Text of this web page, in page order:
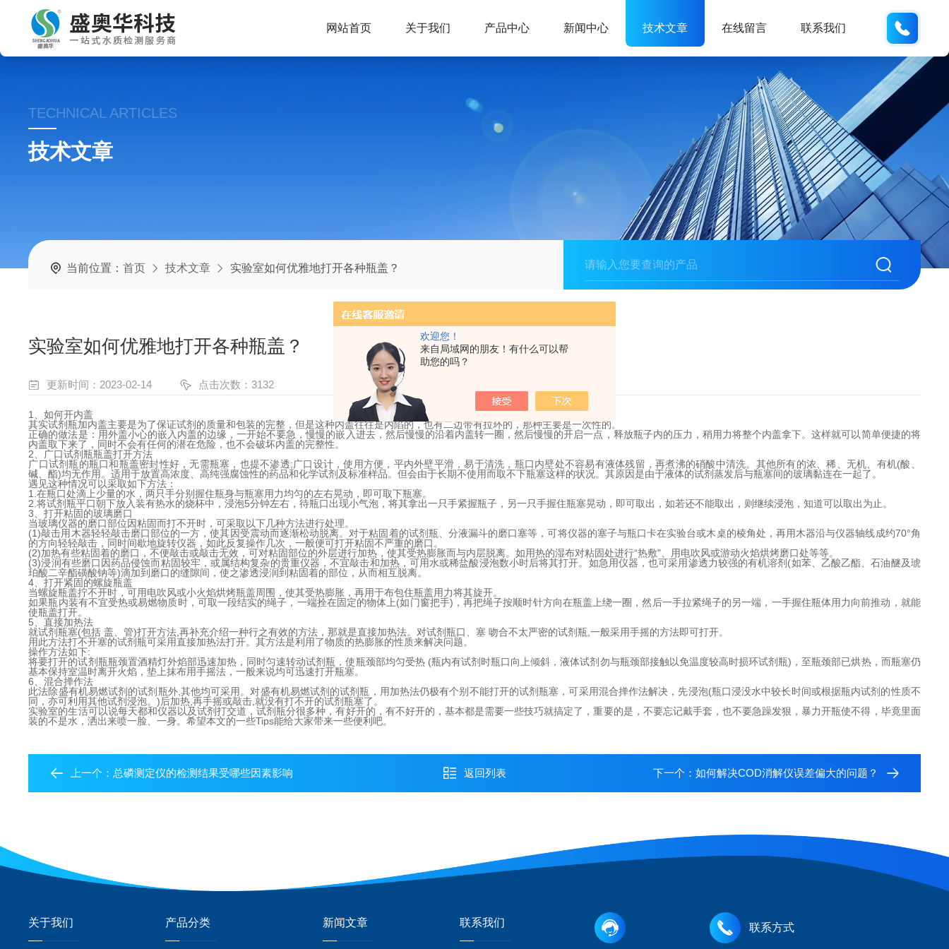
欢迎您！
来自局域网的朋友！有什么可以帮
助您的吗？
网站首页 关于我们 产品中心 新闻中心 技术文章 在线留言 联系我们
TECHNICAL ARTICLES
技术文章
当前位置：首页 技术文章 实验室如何优雅地打开各种瓶盖？
实验室如何优雅地打开各种瓶盖？
更新时间：2023-02-14 点击次数：3132
1、如何开内盖
其实试剂瓶加内盖主要是为了保证试剂的质量和包装的完整，但是这种内盖往往是内陷的，也有二边带有拉环的，那种主要是一次性的。
正确的做法是：用外盖小心的嵌入内盖的边缘，一开始不要急，慢慢的嵌入进去，然后慢慢的沿着内盖转一圈，然后慢慢的开启一点，释放瓶子内的压力，稍用力将整个内盖拿下。这样就可以简单便捷的将
内盖取下来了，同时不会有任何的潜在危险，也不会破坏内盖的完整性。
2、广口试剂瓶瓶盖打开方法
广口试剂瓶的瓶口和瓶盖密封性好，无需瓶塞，也提不渗透;广口设计，使用方便，平内外壁平滑，易于清洗，瓶口内壁处不容易有液体残留，再煮沸的硝酸中清洗。其他所有的浓、稀、无机、有机(酸、
碱、酯)均无作用。适用于放置高浓度、高纯强腐蚀性的药品和化学试剂及标准样品。但会由于长期不使用而取不下瓶塞这样的状况。其原因是由于液体的试剂蒸发后与瓶塞间的玻璃黏连在一起了。
遇见这种情况可以采取如下方法：
1.在瓶口处滴上少量的水，两只手分别握住瓶身与瓶塞用力均匀的左右晃动，即可取下瓶塞。
2.将试剂瓶平口朝下放入装有热水的烧杯中，浸泡5分钟左右，待瓶口出现小气泡，将其拿出一只手紧握瓶子，另一只手握住瓶塞晃动，即可取出，如若还不能取出，则继续浸泡，知道可以取出为止。
3、打开粘固的玻璃磨口
当玻璃仪器的磨口部位因粘固而打不开时，可采取以下几种方法进行处理。
(1)敲击用木器轻轻敲击磨口部位的一方，使其因受震动而逐渐松动脱离。对于粘固着的试剂瓶、分液漏斗的磨口塞等，可将仪器的塞子与瓶口卡在实验台或木桌的棱角处，再用木器沿与仪器轴线成约70°角
的方向轻轻敲击，同时间歇地旋转仪器，如此反复操作几次，一般便可打开粘固不严重的磨口。
(2)加热有些粘固着的磨口，不便敲击或敲击无效，可对粘固部位的外层进行加热，使其受热膨胀而与内层脱离。如用热的湿布对粘固处进行“热敷"、用电吹风或游动火焰烘烤磨口处等等。
(3)浸润有些磨口因药品侵蚀而粘固较牢，或属结构复杂的贵重仪器，不宜敲击和加热，可用水或稀盐酸浸泡数小时后将其打开。如急用仪器，也可采用渗透力较强的有机溶剂(如苯、乙酸乙酯、石油醚及琥
珀酸二辛酯磺酸钠等)滴加到磨口的缝隙间，使之渗透浸润到粘固着的部位，从而相互脱离。
4、打开紧固的螺旋瓶盖
当螺旋瓶盖拧不开时，可用电吹风或小火焰烘烤瓶盖周围，使其受热膨胀，再用于布包住瓶盖用力将其旋开。
如果瓶内装有不宜受热或易燃物质时，可取一段结实的绳子，一端拴在固定的物体上(如门窗把手)，再把绳子按顺时针方向在瓶盖上绕一圈，然后一手拉紧绳子的另一端，一手握住瓶体用力向前推动，就能
使瓶盖打开。
5、直接加热法
就试剂瓶塞(包括 盖、管)打开方法,再补充介绍一种行之有效的方法，那就是直接加热法。对试剂瓶口、塞 吻合不太严密的试剂瓶,一般采用手摇的方法即可打开。
用此方法打不开塞的试剂瓶可采用直接加热法打开。其方法是利用了物质的热膨胀的性质来解决问题。
操作方法如下:
将要打开的试剂瓶瓶颈置酒精灯外焰部迅速加热，同时匀速转动试剂瓶，使瓶颈部均匀受热 (瓶内有试剂时瓶口向上倾斜，液体试剂勿与瓶颈部接触以免温度较高时损环试剂瓶)，至瓶颈部已烘热，而瓶塞仍
基本保持室温时离开火焰，垫上抹布用手摇法，一般来说均可迅速打开瓶塞。
6、混合掸作法
此法除盛有机易燃试剂的试剂瓶外,其他均可采用。对盛有机易燃试剂的试剂瓶，用加热法仍极有个别不能打开的试剂瓶塞，可采用混合掸作法解决，先浸泡(瓶口浸没水中较长时间或根据瓶内试剂的性质不
同，亦可利用其他试剂浸泡。)后加热,再手摇或敲击,就没有打不开的试剂瓶塞了。
实验室的生活可以说每天都和仪器以及试剂打交道，试剂瓶分很多种，有好开的，有不好开的，基本都是需要一些技巧就搞定了，重要的是，不要忘记戴手套，也不要急躁发狠，暴力开瓶使不得，毕竟里面
装的不是水，洒出来喷一脸、一身。希望本文的一些Tips能给大家带来一些便利吧。
上一个： 总磷测定仪的检测结果受哪些因素影响 返回列表 下一个： 如何解决COD消解仪误差偏大的问题？
关于我们 产品分类 新闻文章 联系我们 联系方式